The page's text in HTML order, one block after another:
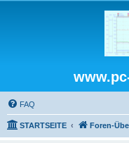
FAQ
STARTSEITE Foren-